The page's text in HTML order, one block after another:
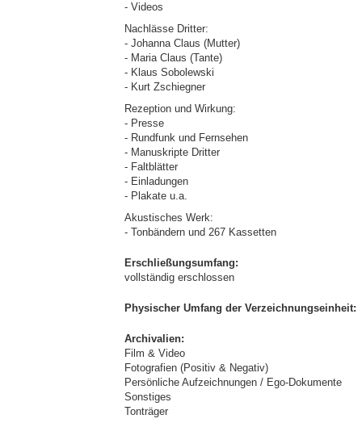
- Videos
Nachlässe Dritter:
- Johanna Claus (Mutter)
- Maria Claus (Tante)
- Klaus Sobolewski
- Kurt Zschiegner
Rezeption und Wirkung:
- Presse
- Rundfunk und Fernsehen
- Manuskripte Dritter
- Faltblätter
- Einladungen
- Plakate u.a.
Akustisches Werk:
- Tonbändern und 267 Kassetten
Erschließungsumfang:
vollständig erschlossen
Physischer Umfang der Verzeichnungseinheit:
Archivalien:
Film & Video
Fotografien (Positiv & Negativ)
Persönliche Aufzeichnungen / Ego-Dokumente
Sonstiges
Tonträger